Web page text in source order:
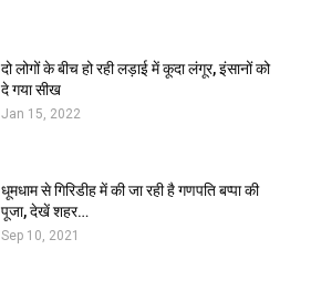
दो लोगों के बीच हो रही लड़ाई में कूदा लंगूर, इंसानों को
दे गया सीख
Jan 15, 2022
धूमधाम से गिरिडीह में की जा रही है गणपति बप्पा की
पूजा, देखें शहर…
Sep 10, 2021